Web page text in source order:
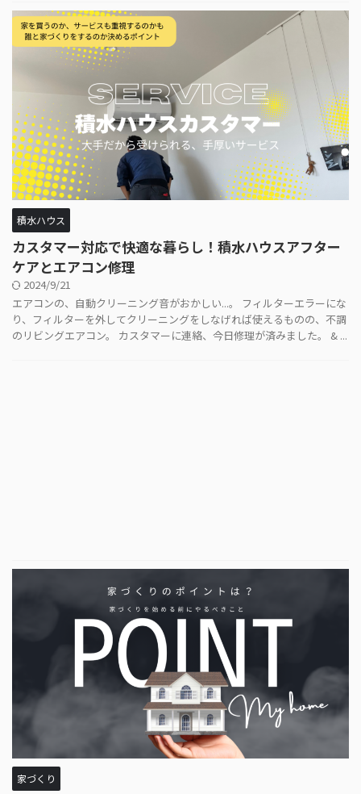
積水ハウス
カスタマー対応で快適な暮らし！積水ハウスアフター
ケアとエアコン修理
2024/9/21
エアコンの、自動クリーニング音がおかしい...。 フィルターエラーにな
り、フィルターを外してクリーニングをしなげれば使えるものの、不調
のリビングエアコン。 カスタマーに連絡、今日修理が済みました。 & ...
家づくり